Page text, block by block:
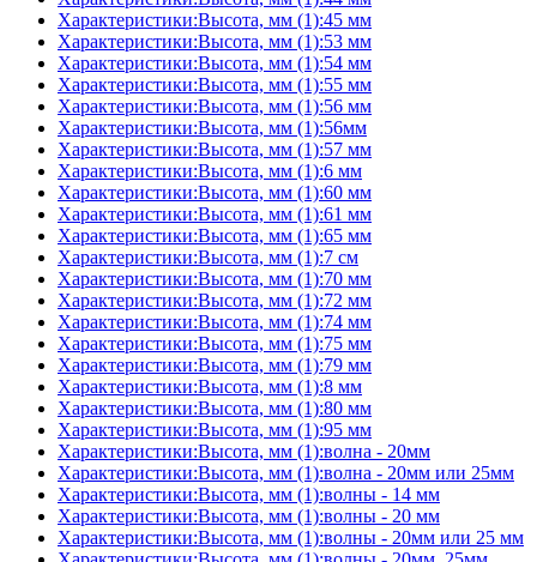
Характеристики:Высота, мм (1):45 мм
Характеристики:Высота, мм (1):53 мм
Характеристики:Высота, мм (1):54 мм
Характеристики:Высота, мм (1):55 мм
Характеристики:Высота, мм (1):56 мм
Характеристики:Высота, мм (1):56мм
Характеристики:Высота, мм (1):57 мм
Характеристики:Высота, мм (1):6 мм
Характеристики:Высота, мм (1):60 мм
Характеристики:Высота, мм (1):61 мм
Характеристики:Высота, мм (1):65 мм
Характеристики:Высота, мм (1):7 см
Характеристики:Высота, мм (1):70 мм
Характеристики:Высота, мм (1):72 мм
Характеристики:Высота, мм (1):74 мм
Характеристики:Высота, мм (1):75 мм
Характеристики:Высота, мм (1):79 мм
Характеристики:Высота, мм (1):8 мм
Характеристики:Высота, мм (1):80 мм
Характеристики:Высота, мм (1):95 мм
Характеристики:Высота, мм (1):волна - 20мм
Характеристики:Высота, мм (1):волна - 20мм или 25мм
Характеристики:Высота, мм (1):волны - 14 мм
Характеристики:Высота, мм (1):волны - 20 мм
Характеристики:Высота, мм (1):волны - 20мм или 25 мм